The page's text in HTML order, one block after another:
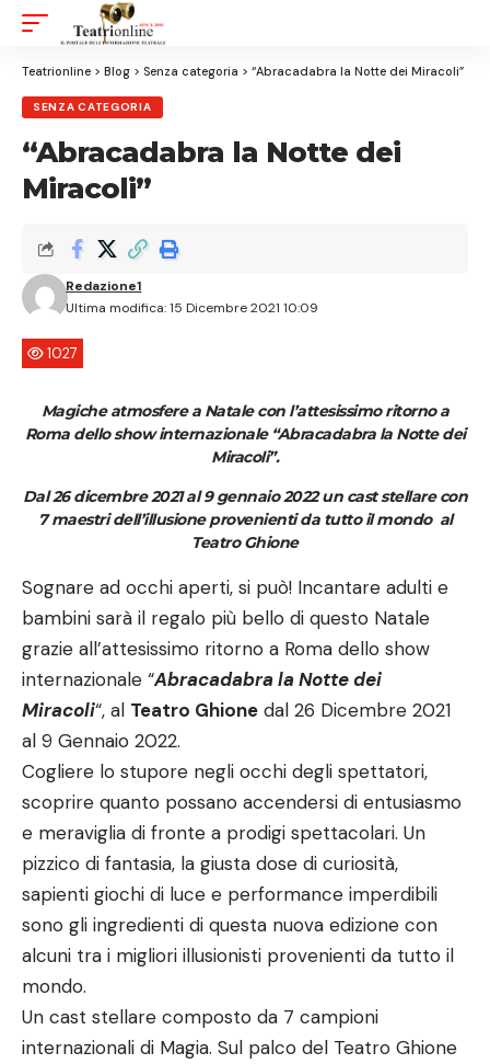
Resizer
Teatrionline > Blog > Senza categoria > “Abracadabra la Notte dei Miracoli”
SENZA CATEGORIA
“Abracadabra la Notte dei
Miracoli”
Ultima modifica: 15 Dicembre 2021 10:09
Redazione1
1027
Magiche atmosfere a Natale con l’attesissimo ritorno a
Roma dello show internazionale “Abracadabra la Notte dei
Miracoli”.
Dal 26 dicembre 2021 al 9 gennaio 2022 un cast stellare con
7 maestri dell’illusione provenienti da tutto il mondo al
Teatro Ghione
Sognare ad occhi aperti, si può! Incantare adulti e
bambini sarà il regalo più bello di questo Natale
grazie all’attesissimo ritorno a Roma dello show
internazionale “Abracadabra la Notte dei
Miracoli“, al Teatro Ghione dal 26 Dicembre 2021
al 9 Gennaio 2022.
Cogliere lo stupore negli occhi degli spettatori,
scoprire quanto possano accendersi di entusiasmo
e meraviglia di fronte a prodigi spettacolari. Un
pizzico di fantasia, la giusta dose di curiosità,
sapienti giochi di luce e performance imperdibili
sono gli ingredienti di questa nuova edizione con
alcuni tra i migliori illusionisti provenienti da tutto il
mondo.
Un cast stellare composto da 7 campioni
internazionali di Magia. Sul palco del Teatro Ghione